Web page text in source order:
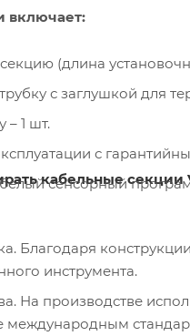
включает:
(длина
с заглушкой для
– 1 шт.
с
сенсорный
кабельные секции
Благодаря
инструмента.
На производстве
международным